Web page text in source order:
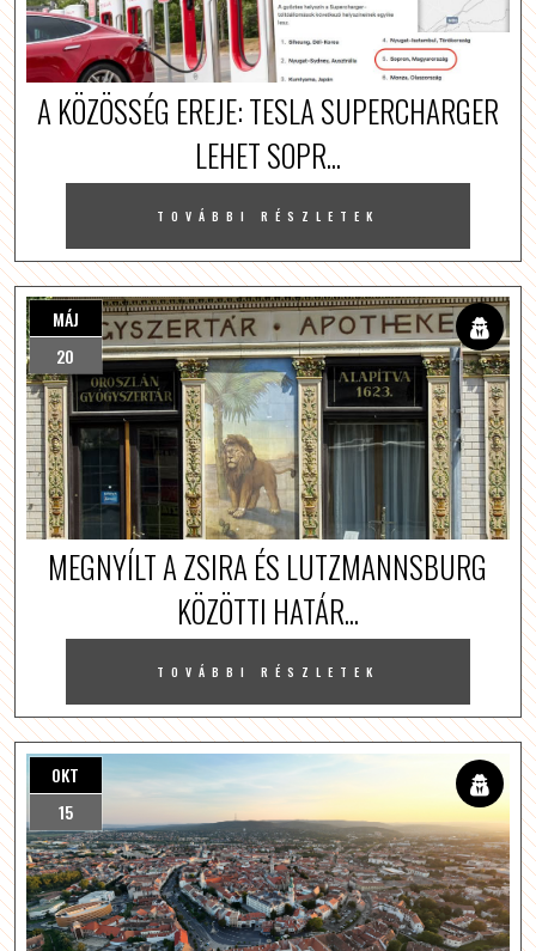
A KÖZÖSSÉG EREJE: TESLA SUPERCHARGER
LEHET SOPR...
TOVÁBBI RÉSZLETEK
MÁJ
20
MEGNYÍLT A ZSIRA ÉS LUTZMANNSBURG
KÖZÖTTI HATÁR...
TOVÁBBI RÉSZLETEK
OKT
15